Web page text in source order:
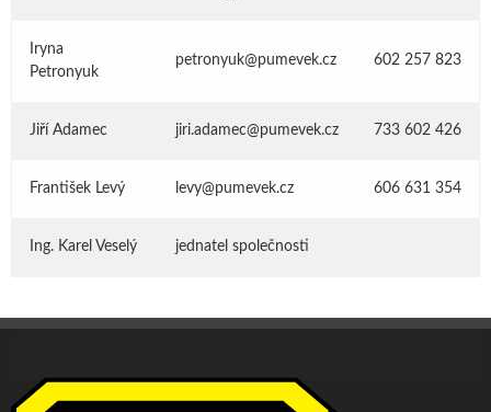
Iryna
Petronyuk
petronyuk@pumevek.cz 602 257 823
Jiří Adamec jiri.adamec@pumevek.cz 733 602 426
František Levý levy@pumevek.cz 606 631 354
Ing. Karel Veselý jednatel společnosti